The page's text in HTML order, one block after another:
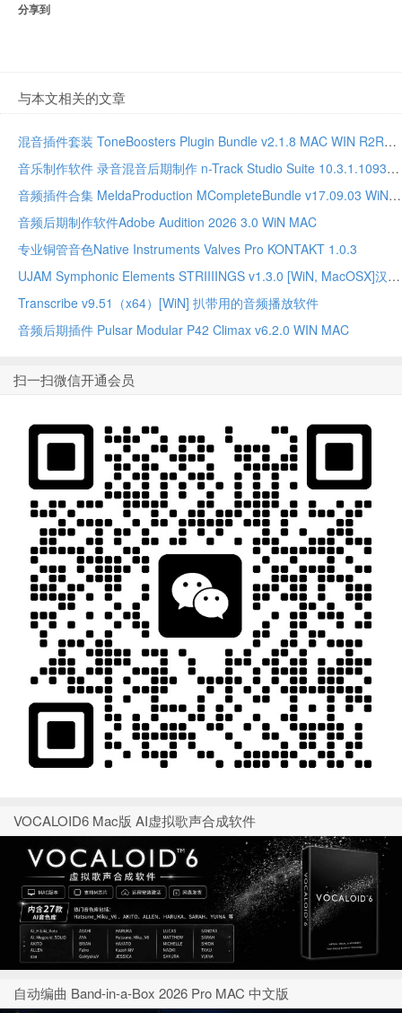
分享到
与本文相关的文章
混音插件套装 ToneBoosters Plugin Bundle v2.1.8 MAC WIN R2R版本
音乐制作软件 录音混音后期制作 n-Track Studio Suite 10.3.1.10935 WIN MAC
音频插件合集 MeldaProduction MCompleteBundle v17.09.03 WiN MAC
音频后期制作软件Adobe Audition 2026 3.0 WiN MAC
专业铜管音色Native Instruments Valves Pro KONTAKT 1.0.3
UJAM Symphonic Elements STRIIIINGS v1.3.0 [WiN, MacOSX]汉斯季默 现代弦乐合奏音源
Transcribe v9.51（x64）[WiN] 扒带用的音频播放软件
音频后期插件 Pulsar Modular P42 Climax v6.2.0 WIN MAC
扫一扫微信开通会员
VOCALOID6 Mac版 AI虚拟歌声合成软件
自动编曲 Band-in-a-Box 2026 Pro MAC 中文版